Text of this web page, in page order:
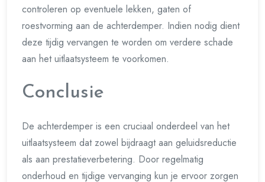
controleren op eventuele lekken, gaten of
roestvorming aan de achterdemper. Indien nodig dient
deze tijdig vervangen te worden om verdere schade
aan het uitlaatsysteem te voorkomen.
Conclusie
De achterdemper is een cruciaal onderdeel van het
uitlaatsysteem dat zowel bijdraagt aan geluidsreductie
als aan prestatieverbetering. Door regelmatig
onderhoud en tijdige vervanging kun je ervoor zorgen